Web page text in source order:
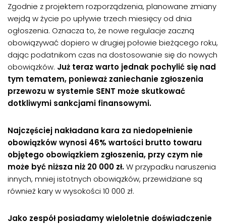
Zgodnie z projektem rozporządzenia, planowane zmiany
wejdą w życie po upływie trzech miesięcy od dnia
ogłoszenia. Oznacza to, że nowe regulacje zaczną
obowiązywać dopiero w drugiej połowie bieżącego roku,
dając podatnikom czas na dostosowanie się do nowych
obowiązków. Już teraz warto jednak pochylić się nad
tym tematem, ponieważ zaniechanie zgłoszenia
przewozu w systemie SENT może skutkować
dotkliwymi sankcjami finansowymi.
Najczęściej nakładana kara za niedopełnienie
obowiązków wynosi 46% wartości brutto towaru
objętego obowiązkiem zgłoszenia, przy czym nie
może być niższa niż 20 000 zł.W przypadku naruszenia
innych, mniej istotnych obowiązków, przewidziane są
również kary w wysokości 10 000 zł.
Jako zespół posiadamy wieloletnie doświadczenie